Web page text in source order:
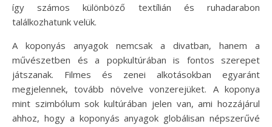
így számos különböző textílián és ruhadarabon
találkozhatunk velük.
A koponyás anyagok nemcsak a divatban, hanem a
művészetben és a popkultúrában is fontos szerepet
játszanak. Filmes és zenei alkotásokban egyaránt
megjelennek, tovább növelve vonzerejüket. A koponya
mint szimbólum sok kultúrában jelen van, ami hozzájárul
ahhoz, hogy a koponyás anyagok globálisan népszerűvé